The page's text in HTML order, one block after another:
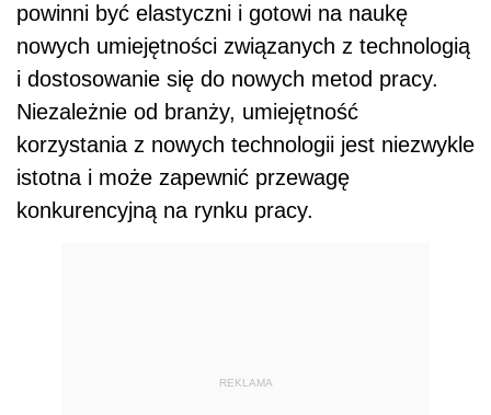
powinni być elastyczni i gotowi na naukę
nowych umiejętności związanych z technologią
i dostosowanie się do nowych metod pracy.
Niezależnie od branży, umiejętność
korzystania z nowych technologii jest niezwykle
istotna i może zapewnić przewagę
konkurencyjną na rynku pracy.
REKLAMA